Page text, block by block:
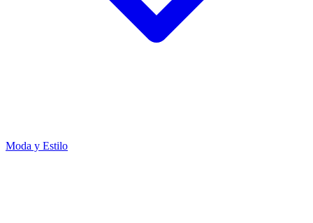
Moda y Estilo